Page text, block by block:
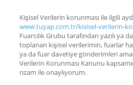
Kişisel Verilerin korunması ile ilgili
www.tuyap.com.tr/kisisel-verilerin-
Fuarcılık Grubu tarafından yazılı ya
toplanan kişisel verilerimin, fuarlar
ya da fuar davetiye gönderimleri
Verilerin Korunması Kanunu
rızam ile onaylıyorum.